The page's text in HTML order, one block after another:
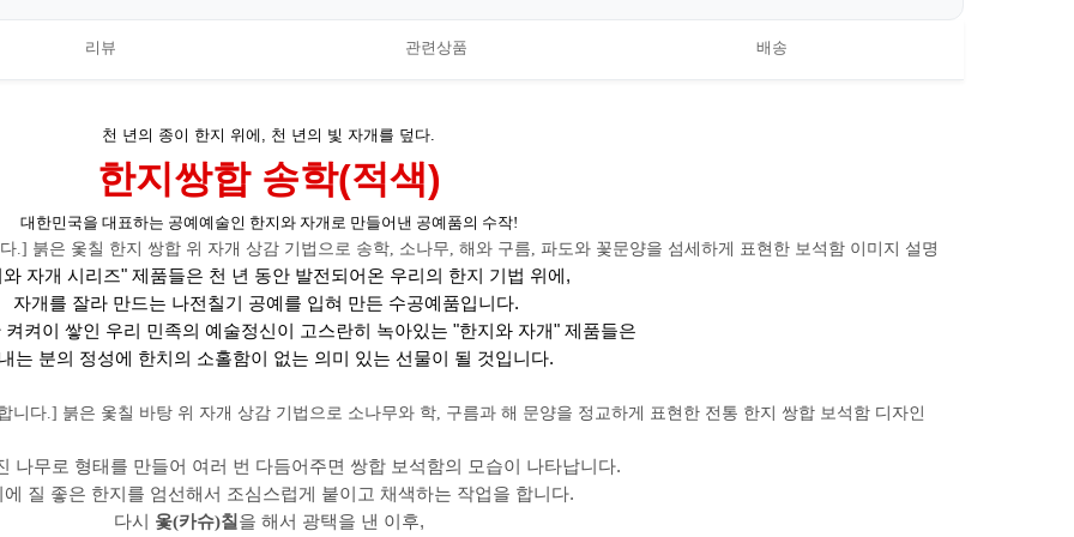
리뷰 관련상품 배송
천 년의 종이 한지 위에, 천 년의 빛 자개를 덮다.
한지쌍합 송학(적색)
대한민국을 대표하는 공예예술인 한지와 자개로 만들어낸 공예품의 수작!
자개 시리즈" 제품들은 천 년 동안 발전되어온 우리의 한지 기법 위에,
자개를 잘라 만드는 나전칠기 공예를 입혀 만든 수공예품입니다.
켜켜이 쌓인 우리 민족의 예술정신이 고스란히 녹아있는 "한지와 자개" 제품들은
는 분의 정성에 한치의 소홀함이 없는 의미 있는 선물이 될 것입니다.
나무로 형태를 만들어 여러 번 다듬어주면 쌍합 보석함의 모습이 나타납니다.
에 질 좋은 한지를 엄선해서 조심스럽게 붙이고 채색하는 작업을 합니다.
다시 옻(카슈)칠 을 해서 광택을 낸 이후,